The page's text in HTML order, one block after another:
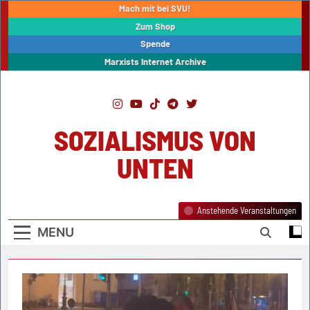
Mach mit bei SVU!
Zum Shop
Spende
Marxists Internet Archive
SOZIALISMUS VON
UNTEN
MENU
Anstehende Veranstaltungen